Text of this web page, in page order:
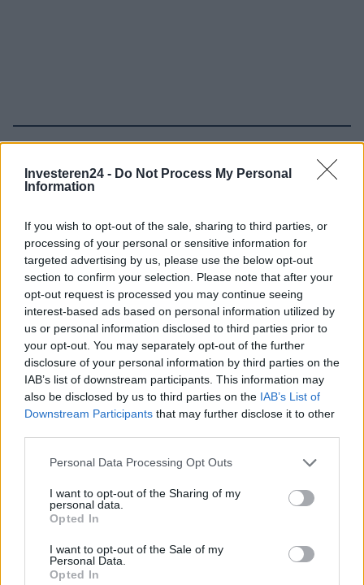
Investeren24 - Do Not Process My Personal
Information
If you wish to opt-out of the sale, sharing to third parties, or
processing of your personal or sensitive information for
targeted advertising by us, please use the below opt-out
section to confirm your selection. Please note that after your
opt-out request is processed you may continue seeing
interest-based ads based on personal information utilized by
us or personal information disclosed to third parties prior to
your opt-out. You may separately opt-out of the further
disclosure of your personal information by third parties on the
IAB’s list of downstream participants. This information may
also be disclosed by us to third parties on the IAB’s List of
Downstream Participants that may further disclose it to other
Please note that this website/app uses one or more Google
not limited to your visit or usage behaviour. You may click to
grant or deny consent to Google and its third-party tags to
use your data for below specified purposes in below Google
consent section.
Personal Data Processing Opt Outs
I want to opt-out of the Sharing of my
personal data.
Opted In
I want to opt-out of the Sale of my
Personal Data.
Opted In
Brentolie daalt naar 88.9 dollar: een week van dalende
grondstoffenprijzen
Sanne De Vries · 7 aug 2026